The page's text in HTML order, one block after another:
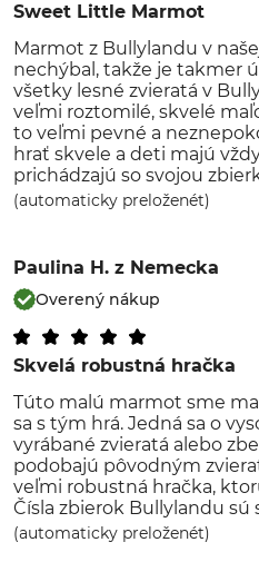
Sweet Little Marmot
Marmot z Bullylandu v
nechýbal, takže je takmer
všetky lesné zvieratá v
veľmi roztomilé, skvelé
to veľmi pevné a
hrať skvele a deti majú
prichádzajú so svojou
(automaticky preloženét)
Paulina H. z Nemecka
Overený nákup
Skvelá robustná hračka
Túto malú marmot sme
sa s tým hrá. Jedná sa o
vyrábané zvieratá alebo
podobajú pôvodným
veľmi robustná hračka,
Čísla zbierok Bullylandu
(automaticky preloženét)